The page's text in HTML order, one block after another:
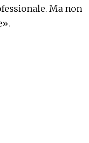
Ma non